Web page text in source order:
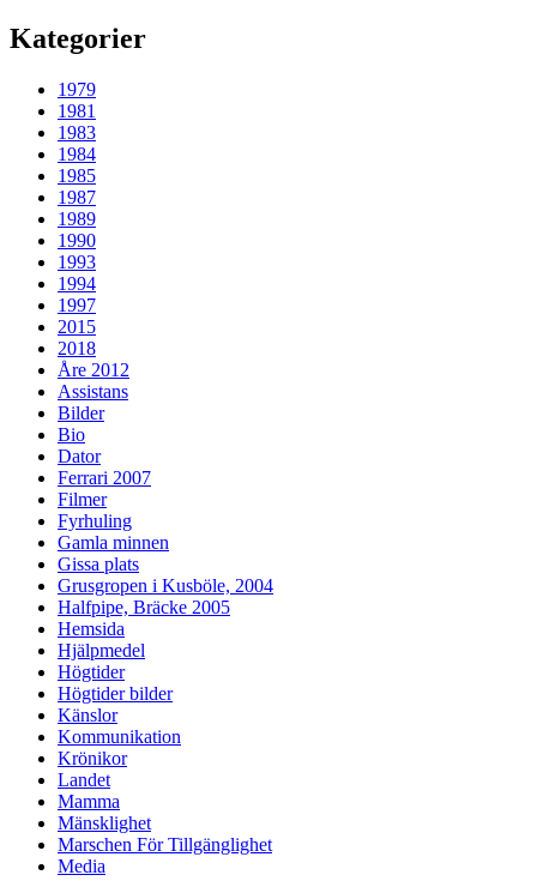
Kategorier
1979
1981
1983
1984
1985
1987
1989
1990
1993
1994
1997
2015
2018
Åre 2012
Assistans
Bilder
Bio
Dator
Ferrari 2007
Filmer
Fyrhuling
Gamla minnen
Gissa plats
Grusgropen i Kusböle, 2004
Halfpipe, Bräcke 2005
Hemsida
Hjälpmedel
Högtider
Högtider bilder
Känslor
Kommunikation
Krönikor
Landet
Mamma
Mänsklighet
Marschen För Tillgänglighet
Media